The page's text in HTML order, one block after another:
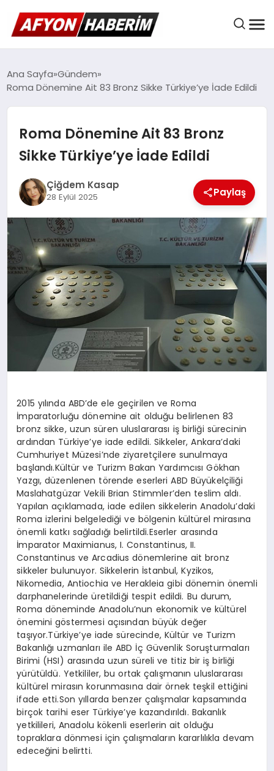
AFYON HABER
BELEDIYELER
EKONOMI
DÜNYA
SPOR
MAGAZIN
TEKNOLOJI
Ana Sayfa Gündem
Roma Dönemine Ait 83 Bronz Sikke Türkiye’ye İade Edildi
Roma Dönemine Ait 83 Bronz
Sikke Türkiye’ye İade Edildi
Çiğdem Kasap
28 Eylül 2025 Paylaş
2015 yılında ABD’de ele geçirilen ve Roma
İmparatorluğu dönemine ait olduğu belirlenen 83
bronz sikke, uzun süren uluslararası iş birliği sürecinin
ardından Türkiye’ye iade edildi. Sikkeler, Ankara’daki
Cumhuriyet Müzesi’nde ziyaretçilere sunulmaya
başlandı.Kültür ve Turizm Bakan Yardımcısı Gökhan
Yazgı, düzenlenen törende eserleri ABD Büyükelçiliği
Maslahatgüzar Vekili Brian Stimmler’den teslim aldı.
Yapılan açıklamada, iade edilen sikkelerin Anadolu’daki
Roma izlerini belgelediği ve bölgenin kültürel mirasına
önemli katkı sağladığı belirtildi.Eserler arasında
İmparator Maximianus, I. Constantinus, II.
Constantinus ve Arcadius dönemlerine ait bronz
sikkeler bulunuyor. Sikkelerin İstanbul, Kyzikos,
Nikomedia, Antiochia ve Herakleia gibi dönemin önemli
darphanelerinde üretildiği tespit edildi. Bu durum,
Roma döneminde Anadolu’nun ekonomik ve kültürel
önemini göstermesi açısından büyük değer
taşıyor.Türkiye’ye iade sürecinde, Kültür ve Turizm
Bakanlığı uzmanları ile ABD İç Güvenlik Soruşturmaları
Birimi (HSI) arasında uzun süreli ve titiz bir iş birliği
yürütüldü. Yetkililer, bu ortak çalışmanın uluslararası
kültürel mirasın korunmasına dair örnek teşkil ettiğini
ifade etti.Son yıllarda benzer çalışmalar kapsamında
birçok tarihi eser Türkiye’ye kazandırıldı. Bakanlık
yetkilileri, Anadolu kökenli eserlerin ait olduğu
topraklara dönmesi için çalışmaların kararlılıkla devam
edeceğini belirtti.